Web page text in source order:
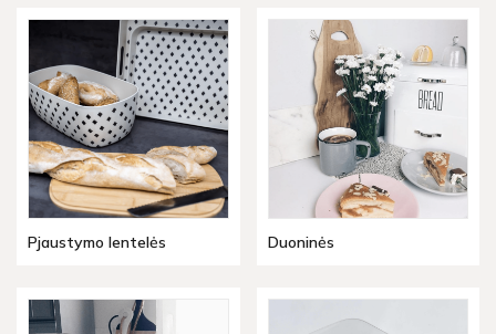
Pjaustymo lentelės Duoninės